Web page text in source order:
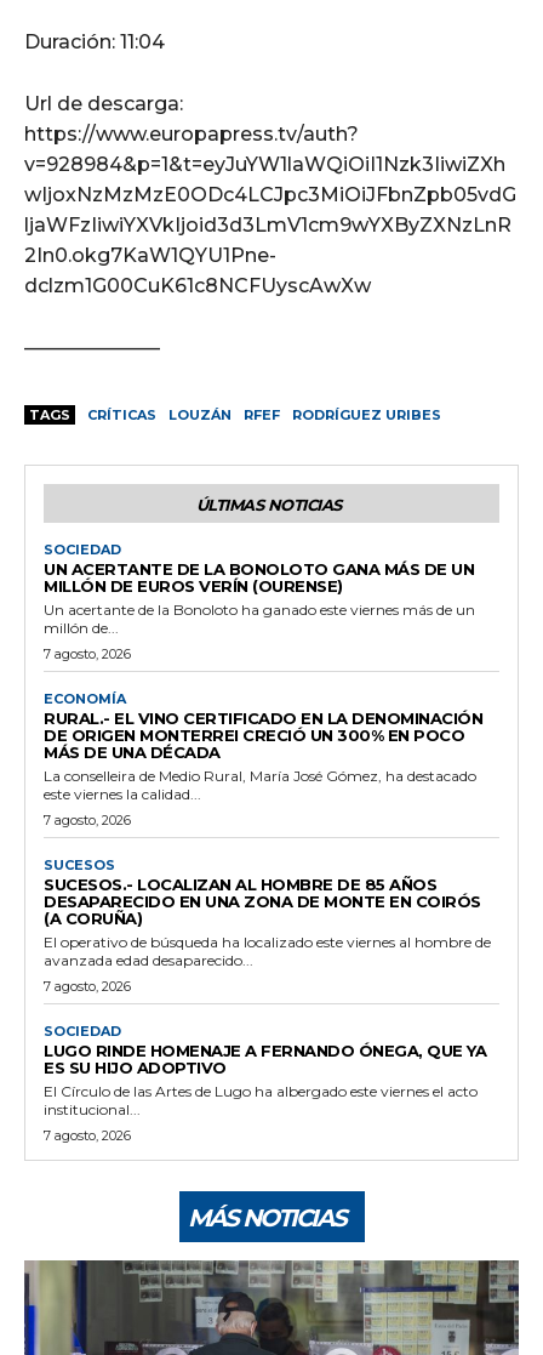
Duración: 11:04
Url de descarga:
https://www.europapress.tv/auth?
v=928984&p=1&t=eyJuYW1laWQiOiI1Nzk3IiwiZXh
wIjoxNzMzMzE0ODc4LCJpc3MiOiJFbnZpb05vdG
ljaWFzIiwiYXVkIjoid3d3LmV1cm9wYXByZXNzLnR
2In0.okg7KaW1QYU1Pne-
dclzm1G00CuK61c8NCFUyscAwXw
———————
TAGS CRÍTICAS LOUZÁN RFEF RODRÍGUEZ URIBES
ÚLTIMAS NOTICIAS
SOCIEDAD
UN ACERTANTE DE LA BONOLOTO GANA MÁS DE UN
MILLÓN DE EUROS VERÍN (OURENSE)
Un acertante de la Bonoloto ha ganado este viernes más de un
millón de...
7 agosto, 2026
ECONOMÍA
RURAL.- EL VINO CERTIFICADO EN LA DENOMINACIÓN
DE ORIGEN MONTERREI CRECIÓ UN 300% EN POCO
MÁS DE UNA DÉCADA
La conselleira de Medio Rural, María José Gómez, ha destacado
este viernes la calidad...
7 agosto, 2026
SUCESOS
SUCESOS.- LOCALIZAN AL HOMBRE DE 85 AÑOS
DESAPARECIDO EN UNA ZONA DE MONTE EN COIRÓS
(A CORUÑA)
El operativo de búsqueda ha localizado este viernes al hombre de
avanzada edad desaparecido...
7 agosto, 2026
SOCIEDAD
LUGO RINDE HOMENAJE A FERNANDO ÓNEGA, QUE YA
ES SU HIJO ADOPTIVO
El Círculo de las Artes de Lugo ha albergado este viernes el acto
institucional...
7 agosto, 2026
MÁS NOTICIAS